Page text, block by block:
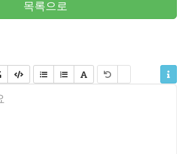
목록으로